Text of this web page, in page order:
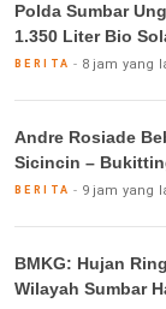
Polda Sumbar
1.350 Liter Bio
BERITA 8 jam yang
Andre Rosiade
Sicincin –
BERITA 9 jam yang
BMKG: Hujan
Wilayah Sumbar